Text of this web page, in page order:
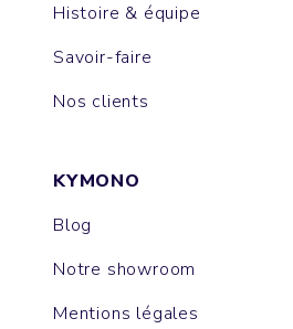
Histoire & équipe
Savoir-faire
Nos clients
KYMONO
Blog
Notre showroom
Mentions légales